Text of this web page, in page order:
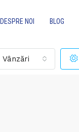
DESPRE NOI BLOG
Vânzări